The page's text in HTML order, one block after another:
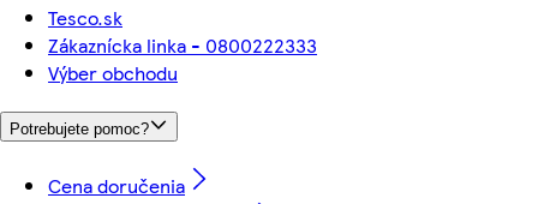
Tesco.sk
Zákaznícka linka - 0800222333
Výber obchodu
Potrebujete pomoc?
Cena doručenia